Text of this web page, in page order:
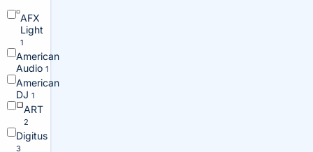
AFX
Light
1
American
Audio 1
American
DJ 1
ART
2
Digitus
3